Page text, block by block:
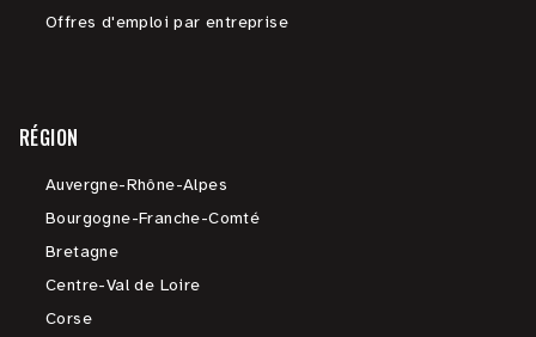
Offres d'emploi par entreprise
RÉGION
Auvergne-Rhône-Alpes
Bourgogne-Franche-Comté
Bretagne
Centre-Val de Loire
Corse